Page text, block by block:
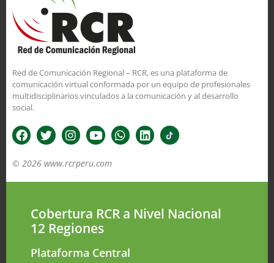
Red de Comunicación Regional – RCR, es una plataforma de
comunicación virtual conformada por un equipo de profesionales
multidisciplinarios vinculados a la comunicación y al desarrollo
social.
© 2026 www.rcrperu.com
Cobertura RCR a Nivel Nacional
12 Regiones
Plataforma Central